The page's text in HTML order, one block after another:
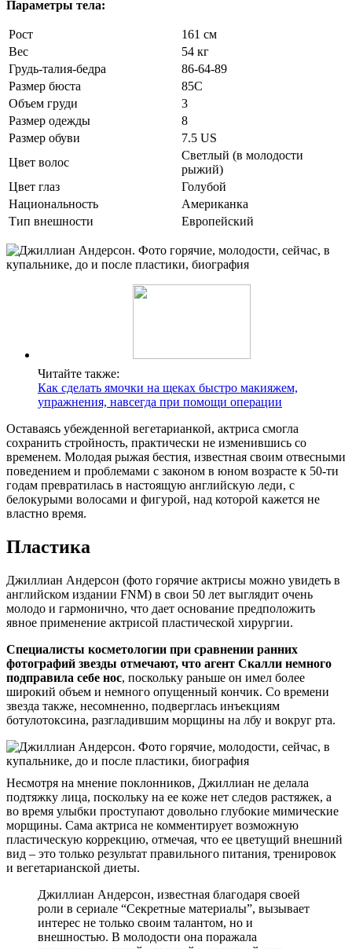
Параметры тела:
Рост
161 см
Вес
54 кг
Грудь-талия-бедра
86-64-89
Размер бюста
85С
Объем груди
3
Размер одежды
8
Размер обуви
7.5 US
Цвет волос
Светлый (в молодости
рыжий)
Цвет глаз
Голубой
Национальность
Американка
Тип внешности
Европейский
Читайте также:
Как сделать ямочки на щеках быстро макияжем,
упражнения, навсегда при помощи операции
Оставаясь убежденной вегетарианкой, актриса смогла
сохранить стройность, практически не изменившись со
временем. Молодая рыжая бестия, известная своим отвесными
поведением и проблемами с законом в юном возрасте к 50-ти
годам превратилась в настоящую английскую леди, с
белокурыми волосами и фигурой, над которой кажется не
властно время.
Пластика
Джиллиан Андерсон (фото горячие актрисы можно увидеть в
английском издании FNM) в свои 50 лет выглядит очень
молодо и гармонично, что дает основание предположить
явное применение актрисой пластической хирургии.
Специалисты косметологии при сравнении ранних
фотографий звезды отмечают, что агент Скалли немного
подправила себе нос, поскольку раньше он имел более
широкий объем и немного опущенный кончик. Со времени
звезда также, несомненно, подверглась инъекциям
ботулотоксина, разгладившим морщины на лбу и вокруг рта.
Несмотря на мнение поклонников, Джиллиан не делала
подтяжку лица, поскольку на ее коже нет следов растяжек, а
во время улыбки проступают довольно глубокие мимические
морщины. Сама актриса не комментирует возможную
пластическую коррекцию, отмечая, что ее цветущий внешний
вид – это только результат правильного питания, тренировок
и вегетарианской диеты.
Джиллиан Андерсон, известная благодаря своей
роли в сериале “Секретные материалы”, вызывает
интерес не только своим талантом, но и
внешностью. В молодости она поражала